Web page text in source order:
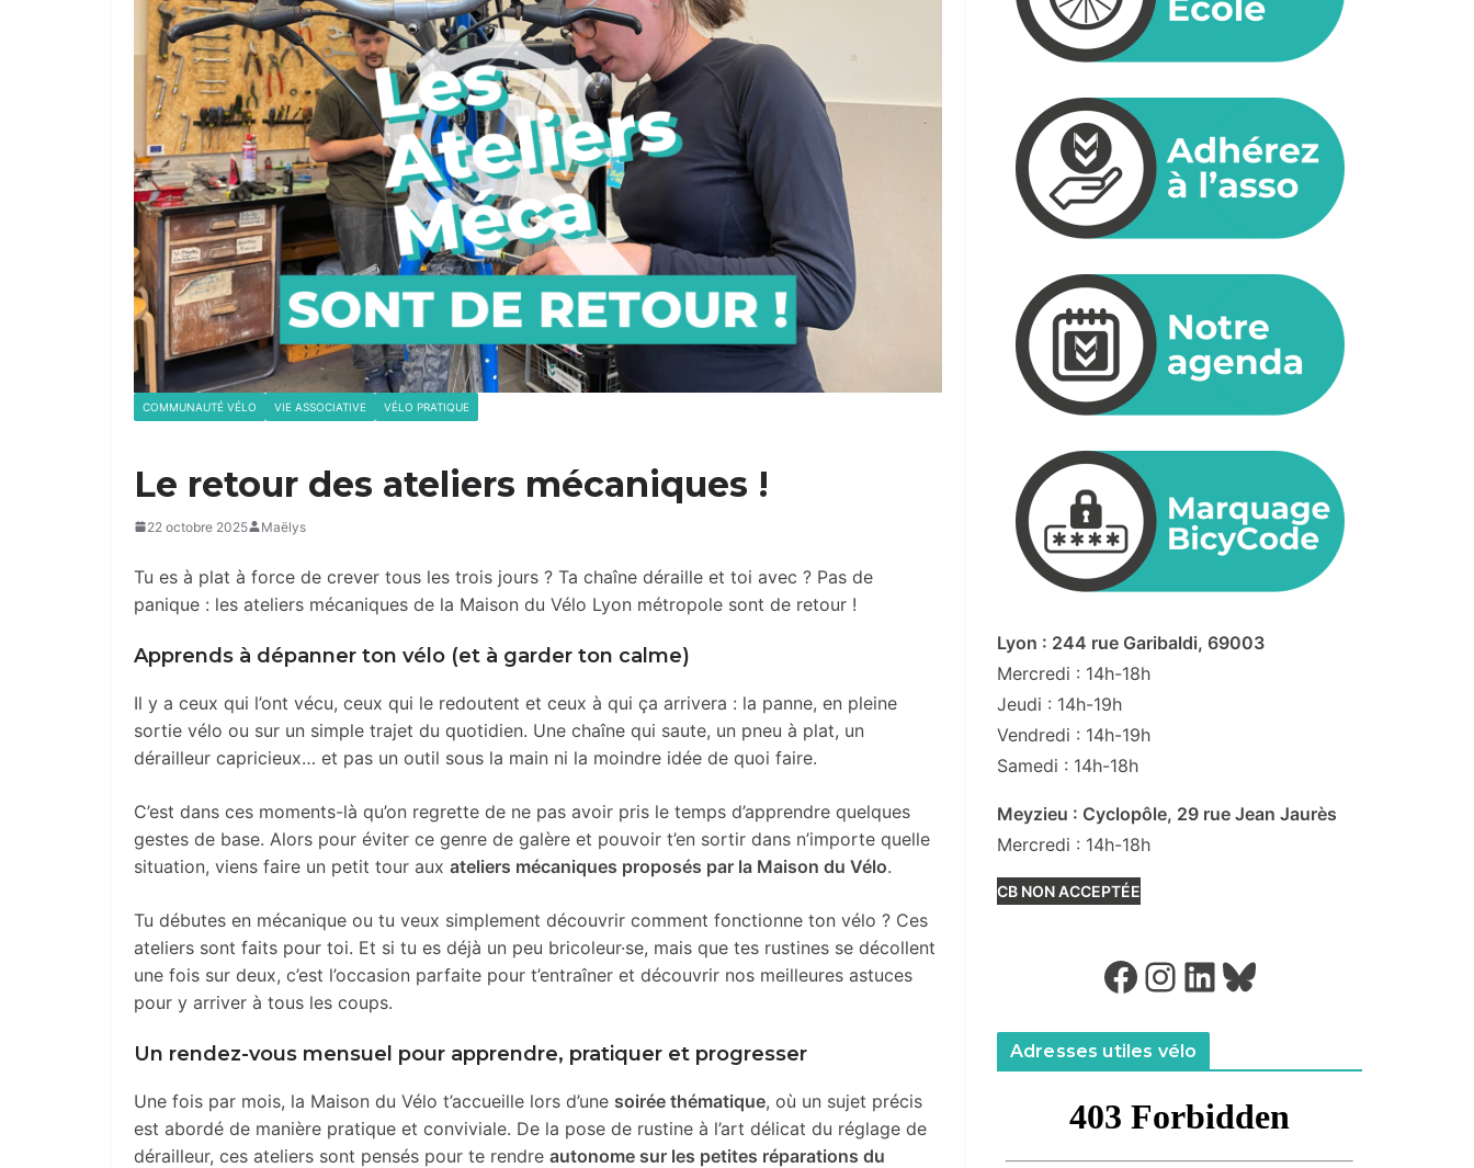
COMMUNAUTÉ VÉLO VIE ASSOCIATIVE VÉLO PRATIQUE
Le retour des ateliers mécaniques !
22 octobre 2025 Maëlys
Tu es à plat à force de crever tous les trois jours ? Ta chaîne déraille et toi avec ? Pas de
panique : les ateliers mécaniques de la Maison du Vélo Lyon métropole sont de retour !
Apprends à dépanner ton vélo (et à garder ton calme)
Il y a ceux qui l’ont vécu, ceux qui le redoutent et ceux à qui ça arrivera : la panne, en pleine
sortie vélo ou sur un simple trajet du quotidien. Une chaîne qui saute, un pneu à plat, un
dérailleur capricieux… et pas un outil sous la main ni la moindre idée de quoi faire.
C’est dans ces moments-là qu’on regrette de ne pas avoir pris le temps d’apprendre quelques
gestes de base. Alors pour éviter ce genre de galère et pouvoir t’en sortir dans n’importe quelle
situation, viens faire un petit tour aux ateliers mécaniques proposés par la Maison du Vélo.
Tu débutes en mécanique ou tu veux simplement découvrir comment fonctionne ton vélo ? Ces
ateliers sont faits pour toi. Et si tu es déjà un peu bricoleur·se, mais que tes rustines se décollent
une fois sur deux, c’est l’occasion parfaite pour t’entraîner et découvrir nos meilleures astuces
pour y arriver à tous les coups.
Un rendez-vous mensuel pour apprendre, pratiquer et progresser
Une fois par mois, la Maison du Vélo t’accueille lors d’une soirée thématique, où un sujet précis
est abordé de manière pratique et conviviale. De la pose de rustine à l’art délicat du réglage de
dérailleur, ces ateliers sont pensés pour te rendre autonome sur les petites réparations du
Lyon : 244 rue Garibaldi, 69003
Mercredi : 14h-18h
Jeudi : 14h-19h
Vendredi : 14h-19h
Samedi : 14h-18h
Meyzieu : Cyclopôle, 29 rue Jean Jaurès
Mercredi : 14h-18h
CB NON ACCEPTÉE
Facebook Instagram LinkedIn Bluesky
Adresses utiles vélo